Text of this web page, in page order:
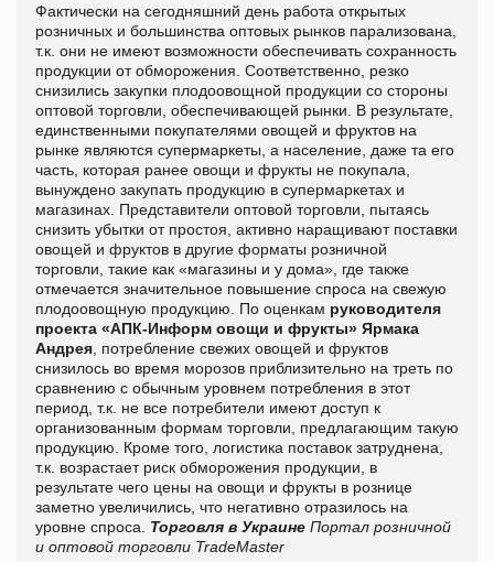
Фактически на сегодняшний день работа открытых
розничных и большинства оптовых рынков парализована,
т.к. они не имеют возможности обеспечивать сохранность
продукции от обморожения. Соответственно, резко
снизились закупки плодоовощной продукции со стороны
оптовой торговли, обеспечивающей рынки. В результате,
единственными покупателями овощей и фруктов на
рынке являются супермаркеты, а население, даже та его
часть, которая ранее овощи и фрукты не покупала,
вынуждено закупать продукцию в супермаркетах и
магазинах. Представители оптовой торговли, пытаясь
снизить убытки от простоя, активно наращивают поставки
овощей и фруктов в другие форматы розничной
торговли, такие как «магазины и у дома», где также
отмечается значительное повышение спроса на свежую
плодоовощную продукцию. По оценкам руководителя
проекта «АПК-Информ овощи и фрукты» Ярмака
Андрея , потребление свежих овощей и фруктов
снизилось во время морозов приблизительно на треть по
сравнению с обычным уровнем потребления в этот
период, т.к. не все потребители имеют доступ к
организованным формам торговли, предлагающим такую
продукцию. Кроме того, логистика поставок затруднена,
т.к. возрастает риск обморожения продукции, в
результате чего цены на овощи и фрукты в рознице
заметно увеличились, что негативно отразилось на
уровне спроса. Торговля в Украине Портал розничной
и оптовой торговли TradeMaster